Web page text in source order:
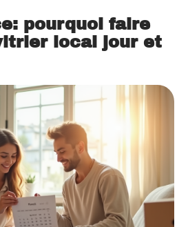
pourquoi faire
local jour et